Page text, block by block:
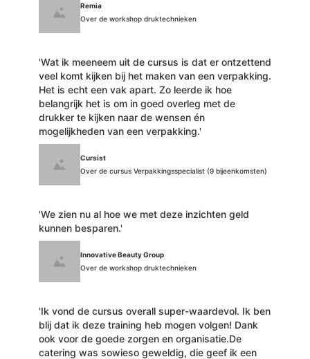
Remia
Over de workshop druktechnieken
'Wat ik meeneem uit de cursus is dat er ontzettend
veel komt kijken bij het maken van een verpakking.
Het is echt een vak apart. Zo leerde ik hoe
belangrijk het is om in goed overleg met de
drukker te kijken naar de wensen én
mogelijkheden van een verpakking.'
Cursist
Over de cursus Verpakkingsspecialist (9 bijeenkomsten)
'We zien nu al hoe we met deze inzichten geld
kunnen besparen.'
Innovative Beauty Group
Over de workshop druktechnieken
'Ik vond de cursus overall super-waardevol. Ik ben
blij dat ik deze training heb mogen volgen! Dank
ook voor de goede zorgen en organisatie.De
catering was sowieso geweldig, die geef ik een